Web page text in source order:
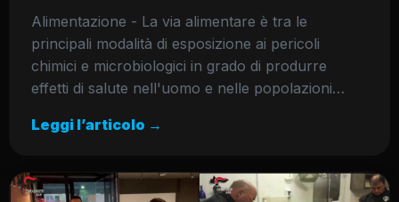
Alimentazione - La via alimentare è tra le
principali modalità di esposizione ai pericoli
chimici e microbiologici in grado di produrre
effetti di salute nell'uomo e nelle popolazioni…
Leggi l’articolo →